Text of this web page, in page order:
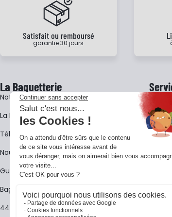
Satisfait ou remboursé
garantie 30 jours
La Baguetterie
Notre histoire
La BagShow
​Télécharger le catalogue
Nous contacter
Guides La Baguetterie
Baguetterie Shop Online
44 ans de rencontres
CGV
FAQ -